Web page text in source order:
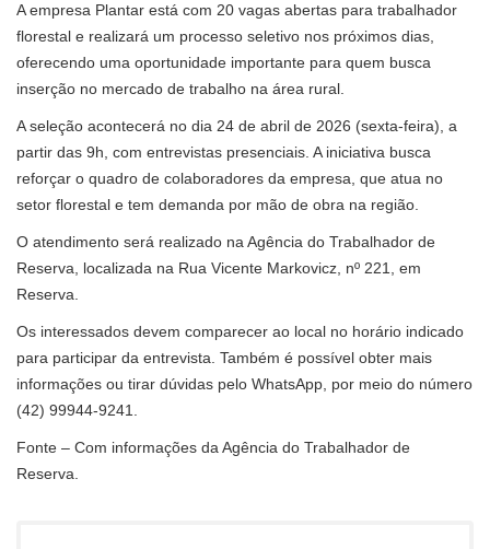
A empresa Plantar está com 20 vagas abertas para trabalhador
florestal e realizará um processo seletivo nos próximos dias,
oferecendo uma oportunidade importante para quem busca
inserção no mercado de trabalho na área rural.
A seleção acontecerá no dia 24 de abril de 2026 (sexta-feira), a
partir das 9h, com entrevistas presenciais. A iniciativa busca
reforçar o quadro de colaboradores da empresa, que atua no
setor florestal e tem demanda por mão de obra na região.
O atendimento será realizado na Agência do Trabalhador de
Reserva, localizada na Rua Vicente Markovicz, nº 221, em
Reserva.
Os interessados devem comparecer ao local no horário indicado
para participar da entrevista. Também é possível obter mais
informações ou tirar dúvidas pelo WhatsApp, por meio do número
(42) 99944-9241.
Fonte – Com informações da Agência do Trabalhador de
Reserva.